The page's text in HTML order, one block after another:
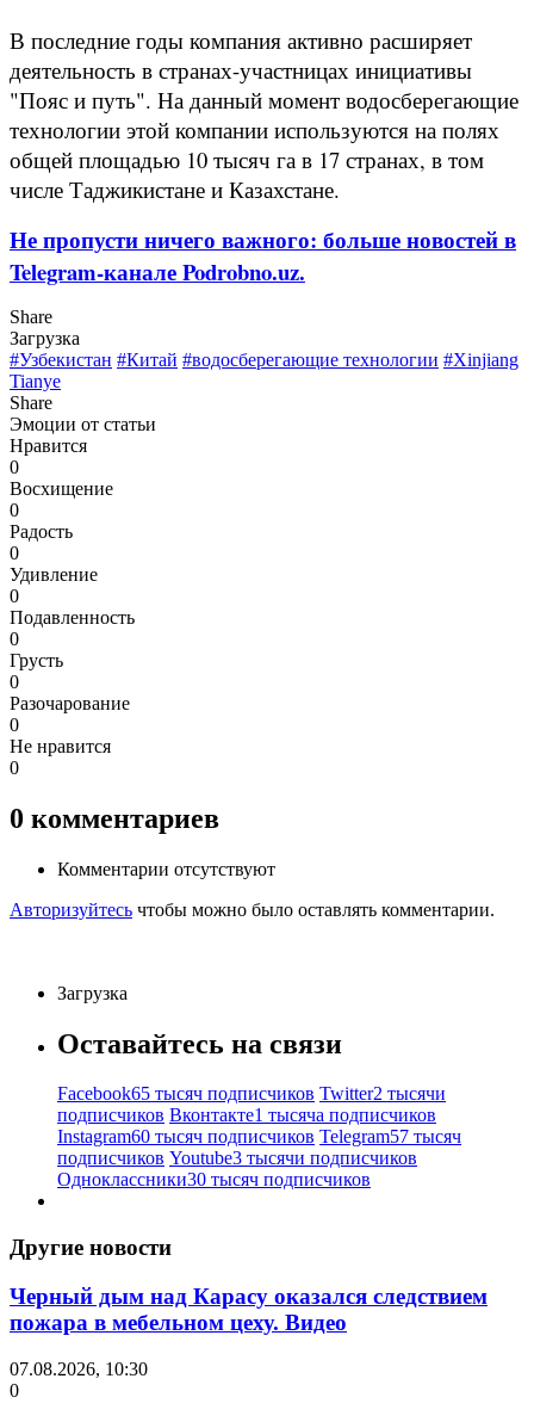
В последние годы компания активно расширяет
деятельность в странах-участницах инициативы
"Пояс и путь". На данный момент водосберегающие
технологии этой компании используются на полях
общей площадью 10 тысяч га в 17 странах, в том
числе Таджикистане и Казахстане.
Не пропусти ничего важного: больше новостей в
Telegram-канале Podrobno.uz.
Share
Загрузка
#Узбекистан #Китай #водосберегающие технологии #Xinjiang
Tianye
Share
Эмоции от статьи
Нравится
0
Восхищение
0
Радость
0
Удивление
0
Подавленность
0
Грусть
0
Разочарование
0
Не нравится
0
0 комментариев
Комментарии отсутствуют
Авторизуйтесь чтобы можно было оставлять комментарии.
Загрузка
Оставайтесь на связи
Facebook65 тысяч подписчиков Twitter2 тысячи
подписчиков Вконтакте1 тысяча подписчиков
Instagram60 тысяч подписчиков Telegram57 тысяч
подписчиков Youtube3 тысячи подписчиков
Одноклассники30 тысяч подписчиков
Другие новости
Черный дым над Карасу оказался следствием
пожара в мебельном цеху. Видео
07.08.2026, 10:30
0